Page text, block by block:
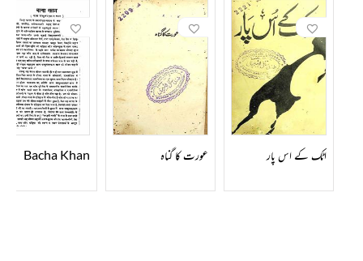
اٹک کے اس پار عورت کا گناہ Bacha Khan